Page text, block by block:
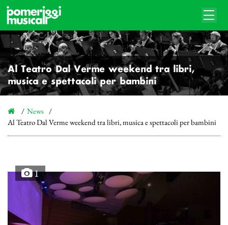
Al Teatro Dal Verme weekend tra libri,
musica e spettacoli per bambini
News
Al Teatro Dal Verme weekend tra libri, musica e spettacoli per bambini
1